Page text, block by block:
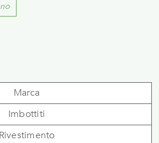
Marca
Imbottiti
Rivestimento